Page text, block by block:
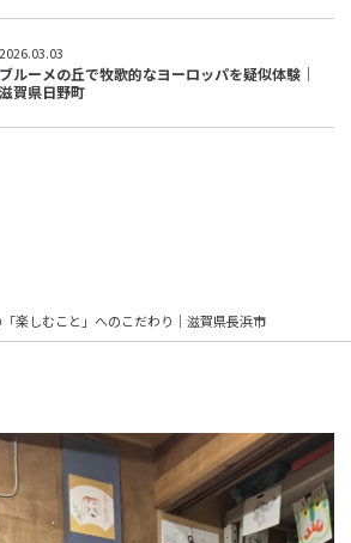
2026.03.03
ブルーメの丘で牧歌的なヨーロッパを疑似体験｜
滋賀県日野町
「楽しむこと」へのこだわり｜滋賀県長浜市